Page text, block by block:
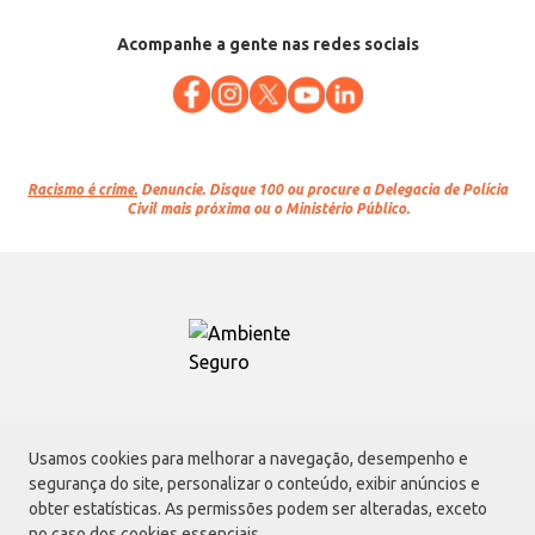
Usamos cookies para melhorar a navegação, desempenho e
segurança do site, personalizar o conteúdo, exibir anúncios e
obter estatísticas. As permissões podem ser alteradas, exceto
Acompanhe a gente nas redes sociais
Racismo é crime. Denuncie. Disque 100 ou procure a Delegacia de Polícia
Civil mais próxima ou o Ministério Público.
Atacadão S.A.
Avenida Morvan Dias de Figueiredo, 6169, Vila Maria, São Paulo - SP | CEP
02170-901 | CNPJ: 75.315.333/0001-09
Envio de documentos administrativos e jurídicos: